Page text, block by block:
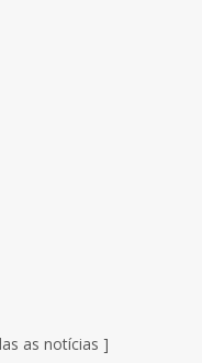
as notícias ]